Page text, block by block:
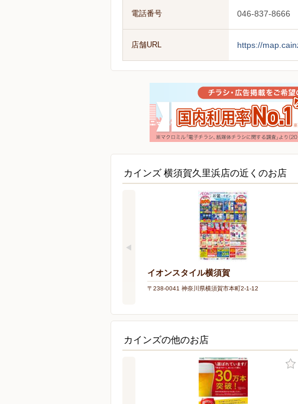
電話番号 046-837-8666
店舗URL https://
カインズ 横須賀久里浜店の近くのお店
イオンスタイル横須賀
〒238-0041 神奈川県横須賀市本町2-1-12
カインズの他のお店